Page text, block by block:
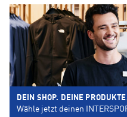
DEIN SHOP. DEINE
Wähle jetzt deinen